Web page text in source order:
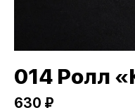
014 Ролл
630 ₽